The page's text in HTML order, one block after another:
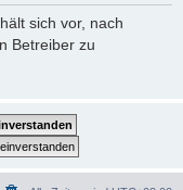
sich vor, nach
Betreiber zu